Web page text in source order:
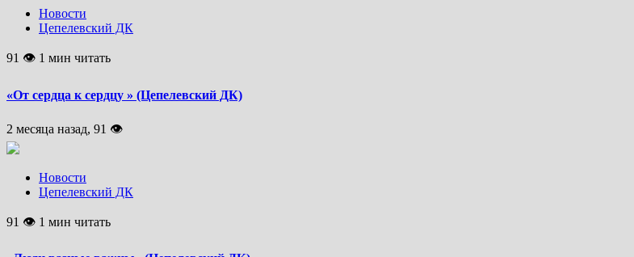
Новости
Цепелевский ДК
91 👁 1 мин читать
«От сердца к сердцу » (Цепелевский ДК)
2 месяца назад, 91 👁
Новости
Цепелевский ДК
91 👁 1 мин читать